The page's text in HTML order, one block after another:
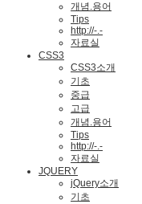
개념.용어
Tips
http://-.-
자료실
CSS3
CSS3소개
기초
중급
고급
개념.용어
Tips
http://-.-
자료실
JQUERY
jQuery소개
기초